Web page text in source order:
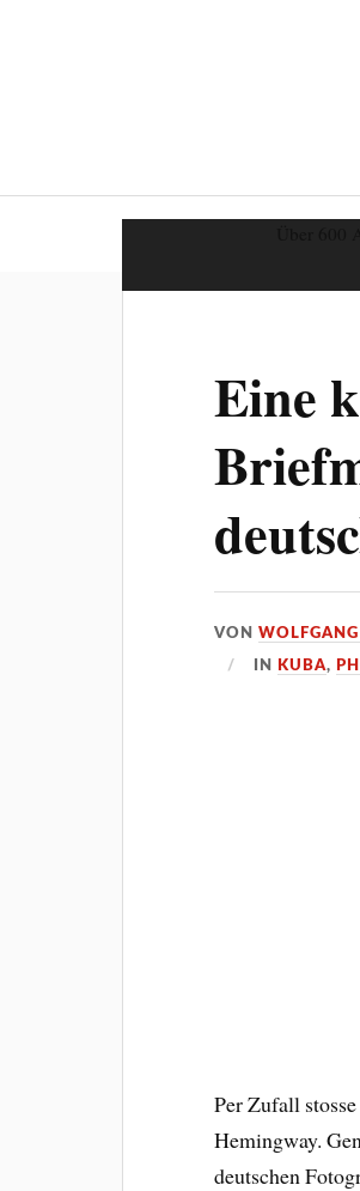
Eine
VON
IN KUBA,
Per Zufall
Hemingway.
deutschen